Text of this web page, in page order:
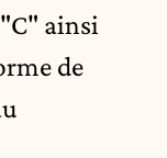
ainsi
de